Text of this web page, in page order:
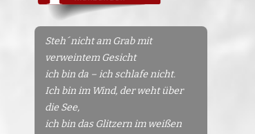
Steh´ nicht am Grab mit
verweintem Gesicht
ich bin da – ich schlafe nicht.
Ich bin im Wind, der weht über
die See,
ich bin das Glitzern im weißen